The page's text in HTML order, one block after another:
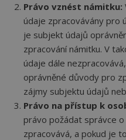
Právo vznést námitku:
údaje zpracovávány pro
je subjekt údajů
zpracování námitku. V
údaje dále
oprávněné důvody pro
zájmy subjektu údajů
Právo na přístup k
právo požádat správce
zpracovává, a pokud je